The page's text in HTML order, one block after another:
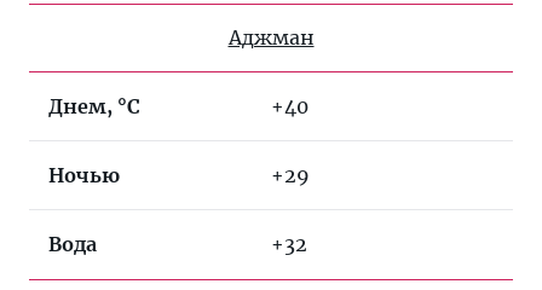
Аджман
Днем, °C +40
Ночью +29
Вода +32